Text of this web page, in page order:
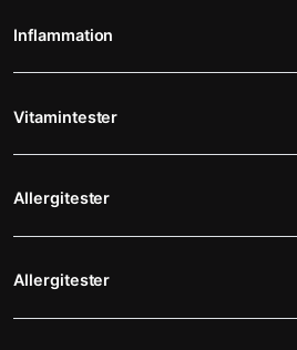
Inflammation
Vitamintester
Allergitester
Allergitester